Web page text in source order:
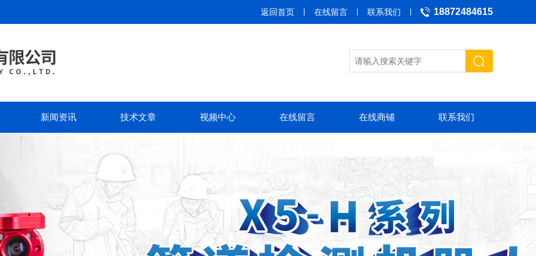
18872484615
返回首页 在线留言 联系我们
新闻资讯 技术文章 视频中心 在线留言 在线商铺 联系我们